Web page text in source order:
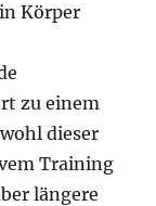
Körper
zu einem
dieser
Training
längere